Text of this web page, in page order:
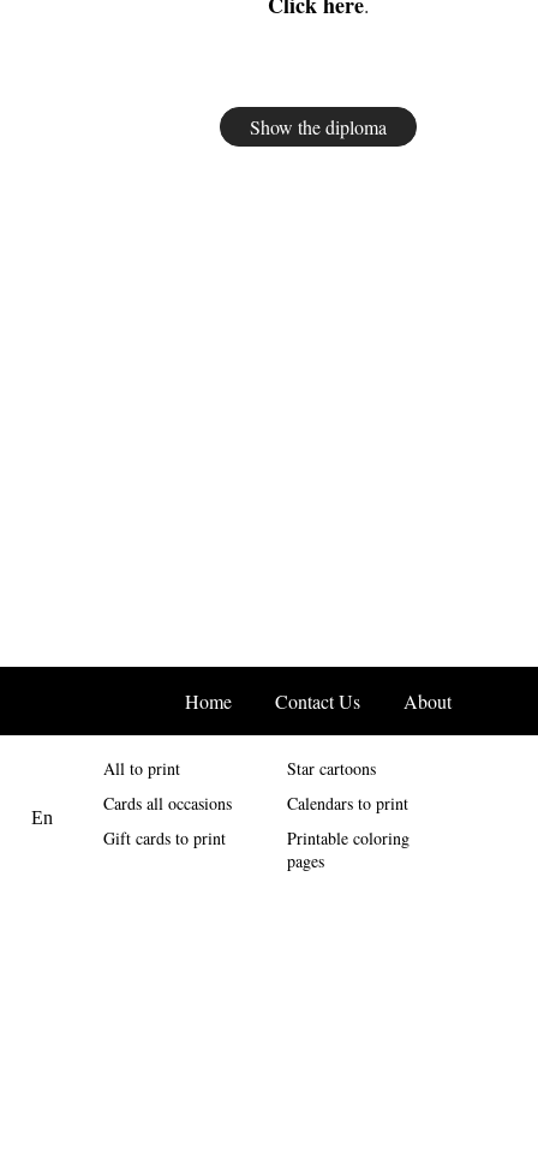
Home Contact Us About
All to print
Cards all occasions
Gift cards to print
Star cartoons
Calendars to print
Printable coloring
pages